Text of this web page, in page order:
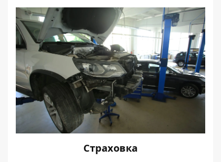
Страховка